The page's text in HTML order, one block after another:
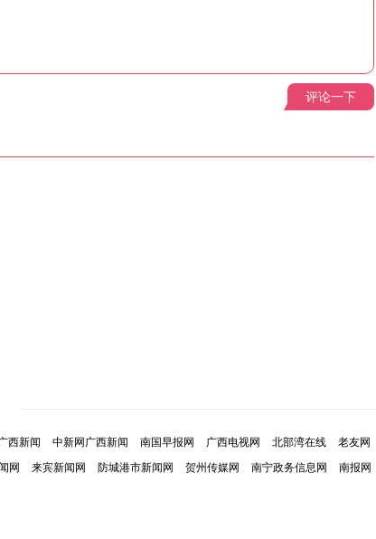
评论一下
西新闻 中新网广西新闻 南国早报网 广西电视网 北部湾在线 老友网
网 来宾新闻网 防城港市新闻网 贺州传媒网 南宁政务信息网 南报网